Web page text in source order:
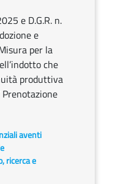
e D.G.R. n.
e
per la
che
produttiva
Prenotazione
aventi
ricerca e